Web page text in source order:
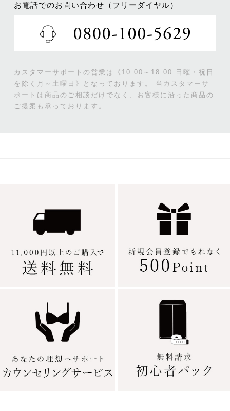
お電話でのお問い合わせ（フリーダイヤル）
カスタマーサポートの営業は《10:00～18:00 日曜・祝日
を除く月～土曜日》となっております。
当カスタマーサ
ポートは商品のご相談だけでなく、お客様に沿った商品の
ご提案も承っております。